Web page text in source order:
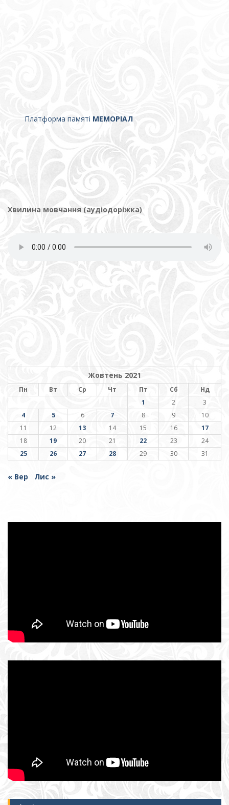
Платформа памяті МЕМОРІАЛ
Хвилина мовчання (аудіодоріжка)
Жовтень 2021
Пн Вт Ср Чт Пт Сб
Нд
1
2
3
4
5 6 7 8 9
10
11
12 13 14 15 16
17
18
19 20 21 22 23
24
25
26 27 28 29 30 31
« Вер Лис »